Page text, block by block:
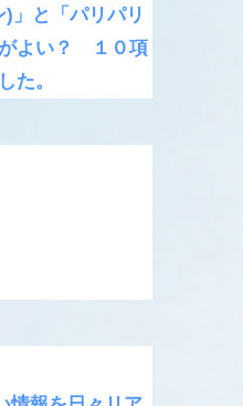
)」と「パリパリ
よい？ １０項
た。